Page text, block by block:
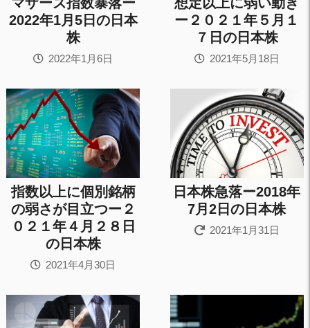
2022年1月5日の日本
株
2022年1月6日
ー２０２１年５月１
７日の日本株
2021年5月18日
指数以上に個別銘柄
の弱さが目立つー２
０２１年４月２８日
の日本株
2021年4月30日
日本株急落ー2018年
7月2日の日本株
2021年1月31日